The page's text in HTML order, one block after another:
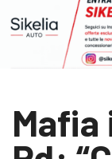
Mafia